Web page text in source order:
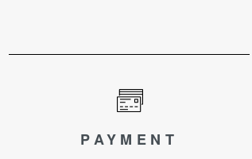
PAYMENT